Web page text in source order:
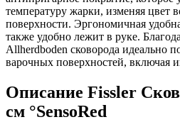
температуру жарки, изменяя цвет
поверхности. Эргономичная
также удобно лежит в руке.
Allherdboden сковорода идеально
варочных поверхностей, включая
Описание Fissler
см °SensoRed